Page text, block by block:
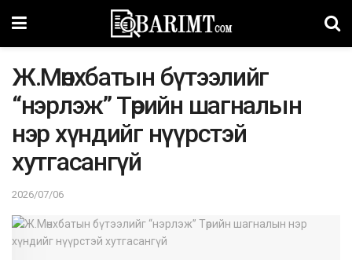
Ж.Мөнхбатын бүтээлийг
“нэрлэж” Төрийн шагналын
нэр хүндийг нүүрстэй
хутгасангүй
2026/07/06